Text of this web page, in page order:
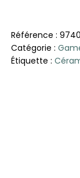
Référence :
Catégorie :
Étiquette :